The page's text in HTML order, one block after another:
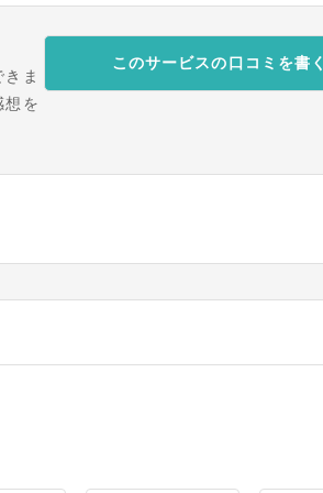
ま
想を
このサービスの口コミを書く